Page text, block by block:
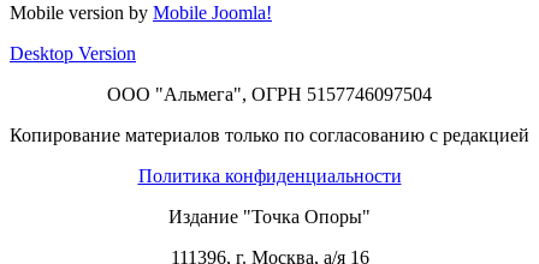
Mobile version by Mobile Joomla!
Desktop Version
ООО "Альмега", ОГРН 5157746097504
Копирование материалов только по согласованию с редакцией
Политика конфиденциальности
Издание "Точка Опоры"
111396, г. Москва, а/я 16